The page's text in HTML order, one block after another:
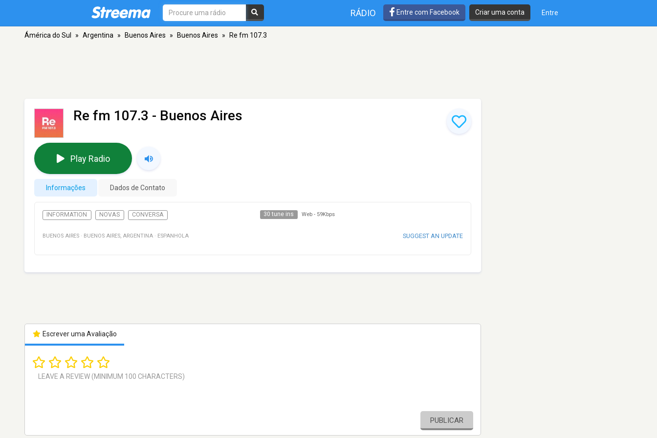
RÁDIO Entre com Facebook Criar uma conta Entre
Ámérica do Sul » Argentina » Buenos Aires » Buenos Aires » Re fm 107.3
Re fm 107.3 - Buenos Aires
Play Radio
Informações Dados de Contato
INFORMATION NOVAS CONVERSA 30 tune ins Web - 59Kbps
BUENOS AIRES · BUENOS AIRES, ARGENTINA · ESPANHOLA SUGGEST AN UPDATE
Escrever uma Avaliação
PUBLICAR